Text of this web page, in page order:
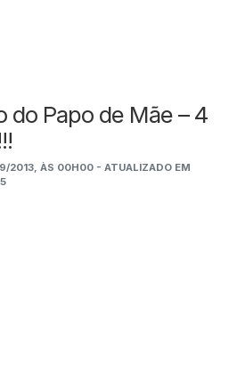
do Papo de Mãe – 4
2013, ÀS 00H00 - ATUALIZADO EM